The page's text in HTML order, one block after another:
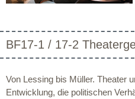
BF17-1 / 17-2
Von Lessing bis Müller. Theater
Entwicklung, die politischen